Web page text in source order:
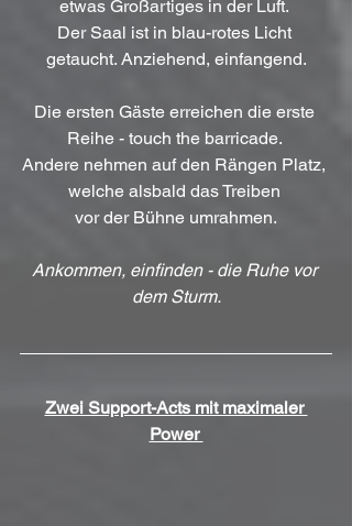
etwas Großartiges in der Luft.
Der Saal ist in blau-rotes Licht
getaucht. Anziehend, einfangend.
Die ersten Gäste erreichen die erste
Reihe - touch the barricade.
Andere nehmen auf den Rängen Platz,
welche alsbald das Treiben
vor der Bühne umrahmen.
Ankommen, einfinden - die Ruhe vor
dem Sturm.
Zwei Support-Acts mit maximaler
Power